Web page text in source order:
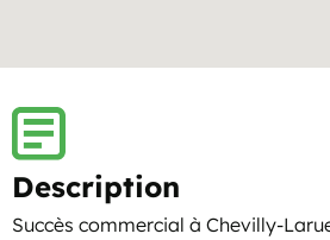
Description
Succès commercial à Chevilly-